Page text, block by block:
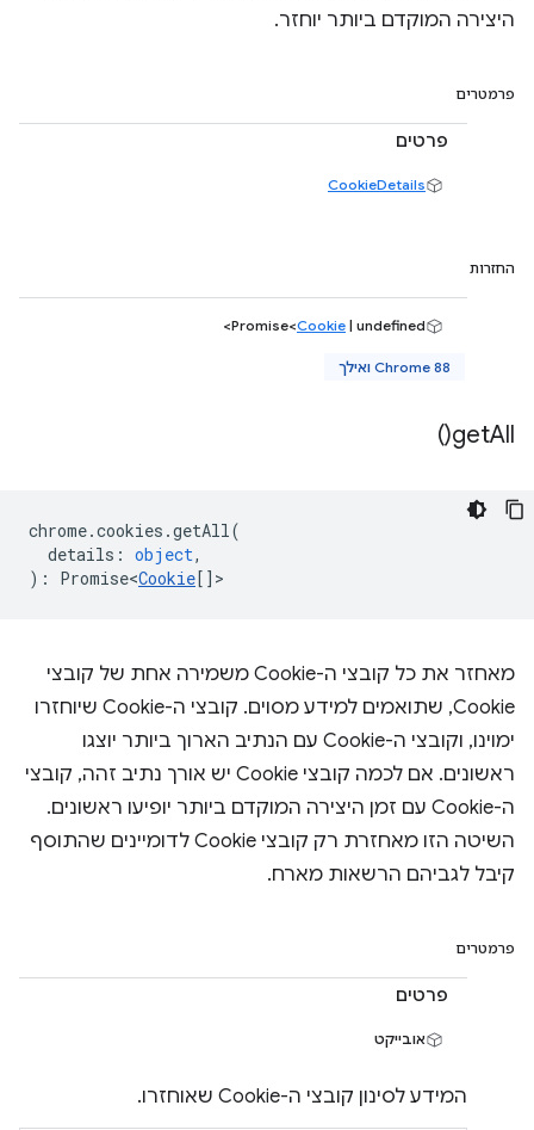
היצירה המוקדם ביותר יוחזר.
פרמטרים
פרטים
CookieDetails
החזרות
‫Promise<Cookie | undefined>
Chrome 88 ואילך
getAll(
)
chrome.cookies .getAll(
details : object,
) : Promise<Cookie[] >
מאחזר את כל קובצי ה-Cookie משמירה אחת של קובצי
Cookie, שתואמים למידע מסוים. קובצי ה-Cookie שיוחזרו
ימוינו, וקובצי ה-Cookie עם הנתיב הארוך ביותר יוצגו
ראשונים. אם לכמה קובצי Cookie יש אורך נתיב זהה, קובצי
ה-Cookie עם זמן היצירה המוקדם ביותר יופיעו ראשונים.
השיטה הזו מאחזרת רק קובצי Cookie לדומיינים שהתוסף
קיבל לגביהם הרשאות מארח.
פרמטרים
פרטים
אובייקט
המידע לסינון קובצי ה-Cookie שאוחזרו.